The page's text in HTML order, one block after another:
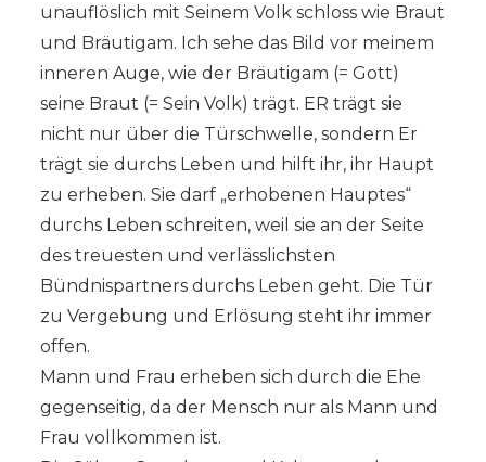
unauflöslich mit Seinem Volk schloss wie Braut
und Bräutigam. Ich sehe das Bild vor meinem
inneren Auge, wie der Bräutigam (= Gott)
seine Braut (= Sein Volk) trägt. ER trägt sie
nicht nur über die Türschwelle, sondern Er
trägt sie durchs Leben und hilft ihr, ihr Haupt
zu erheben. Sie darf „erhobenen Hauptes“
durchs Leben schreiten, weil sie an der Seite
des treuesten und verlässlichsten
Bündnispartners durchs Leben geht. Die Tür
zu Vergebung und Erlösung steht ihr immer
offen.
Mann und Frau erheben sich durch die Ehe
gegenseitig, da der Mensch nur als Mann und
Frau vollkommen ist.